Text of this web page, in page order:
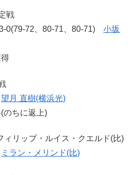
戦
0(79-72、80-71、80-71) 小坂
望月 直樹(横浜光)
のちに返上)
リップ・ルイス・クエルド(比)
ミラン・メリンド(比)